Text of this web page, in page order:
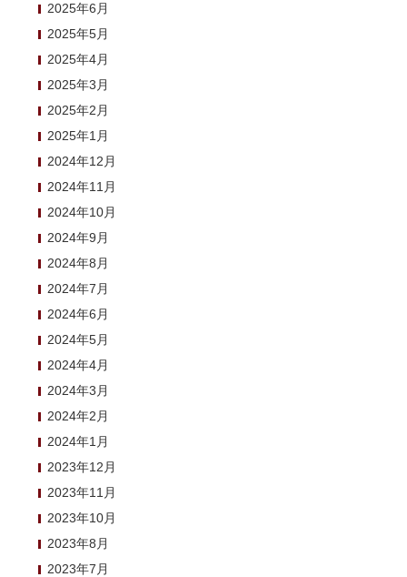
2025年6月
2025年5月
2025年4月
2025年3月
2025年2月
2025年1月
2024年12月
2024年11月
2024年10月
2024年9月
2024年8月
2024年7月
2024年6月
2024年5月
2024年4月
2024年3月
2024年2月
2024年1月
2023年12月
2023年11月
2023年10月
2023年8月
2023年7月